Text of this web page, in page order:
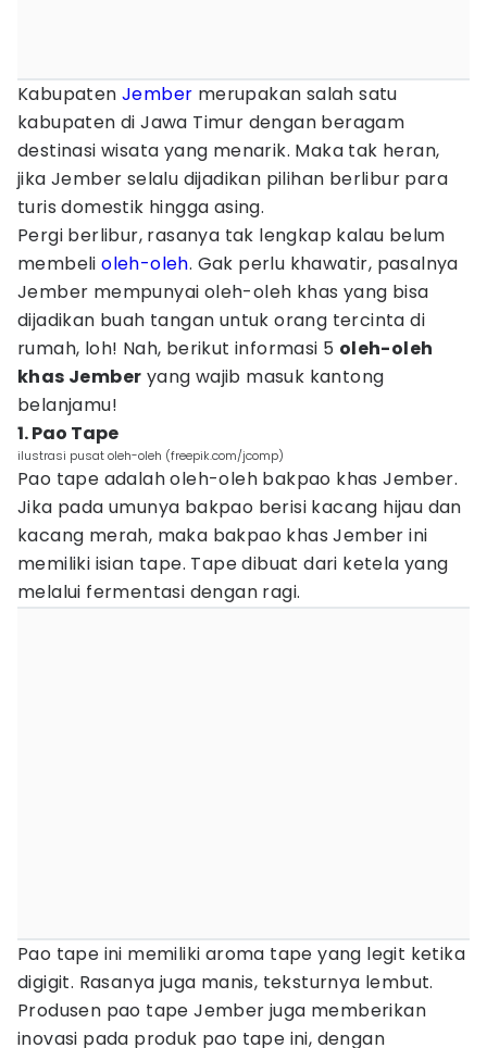
KabupatenJember merupakan salah satu
kabupaten di Jawa Timur dengan beragam
destinasi wisata yang menarik. Maka tak heran,
jika Jember selalu dijadikan pilihan berlibur para
turis domestik hingga asing.
Pergi berlibur, rasanya tak lengkap kalau belum
membelioleh-oleh. Gak perlu khawatir, pasalnya
Jember mempunyai oleh-oleh khas yang bisa
dijadikan buah tangan untuk orang tercinta di
rumah, loh! Nah, berikut informasi 5 oleh-oleh
khas Jember yang wajib masuk kantong
belanjamu!
1. Pao Tape
ilustrasi pusat oleh-oleh (freepik.com/jcomp)
Pao tape adalah oleh-oleh bakpao khas Jember.
Jika pada umunya bakpao berisi kacang hijau dan
kacang merah, maka bakpao khas Jember ini
memiliki isian tape. Tape dibuat dari ketela yang
melalui fermentasi dengan ragi.
Pao tape ini memiliki aroma tape yang legit ketika
digigit. Rasanya juga manis, teksturnya lembut.
Produsen pao tape Jember juga memberikan
inovasi pada produk pao tape ini, dengan